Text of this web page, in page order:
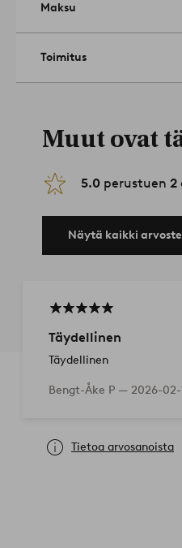
Maksu
Toimitus
Muut ovat
5.0 perustuen 2
Näytä kaikki
Täydellinen
Täydellinen
Bengt-Åke P — 2026-02-
Tietoa arvosanoista